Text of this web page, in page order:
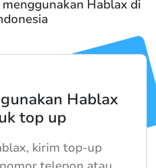
Hablax di
Hablax
top up
kirim top-up